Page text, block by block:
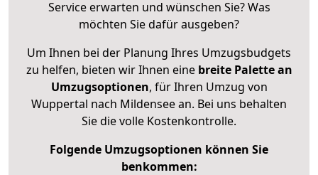
Service erwarten und wünschen Sie? Was
möchten Sie dafür ausgeben?
Um Ihnen bei der Planung Ihres Umzugsbudgets
zu helfen, bieten wir Ihnen eine breite Palette an
Umzugsoptionen, für Ihren Umzug von
Wuppertal nach Mildensee an. Bei uns behalten
Sie die volle Kostenkontrolle.
Folgende Umzugsoptionen können Sie
benkommen: